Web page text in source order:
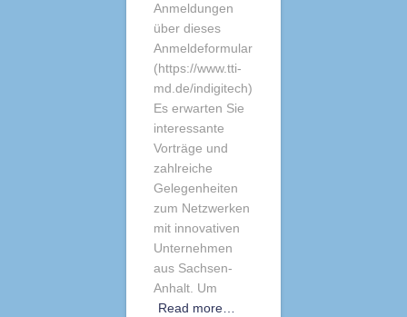
Anmeldungen
über dieses
Anmeldeformular
(https://www.tti-
md.de/indigitech)
Es erwarten Sie
interessante
Vorträge und
zahlreiche
Gelegenheiten
zum Netzwerken
mit innovativen
Unternehmen
aus Sachsen-
Anhalt. Um
Read more…